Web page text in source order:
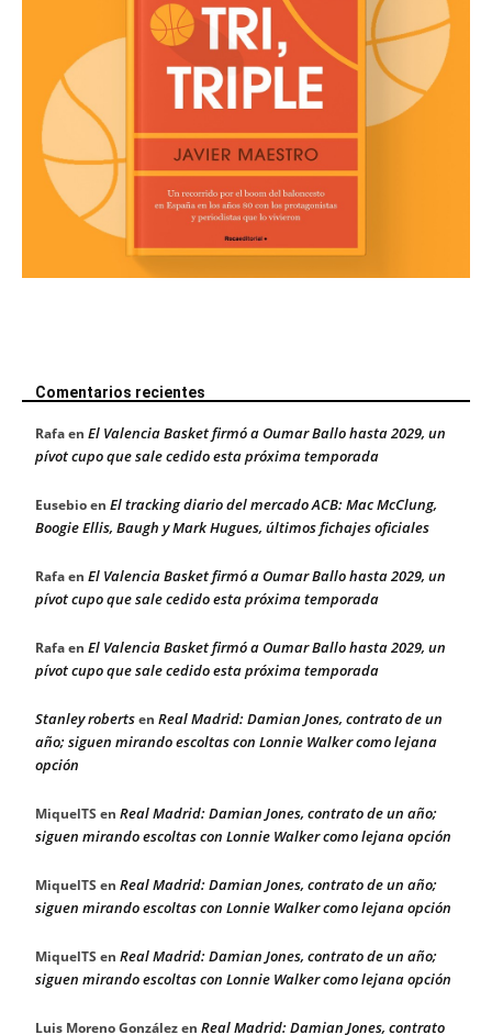
Comentarios recientes
Rafaen El Valencia Basket firmó a Oumar Ballo hasta 2029, un
pívot cupo que sale cedido esta próxima temporada
Eusebioen El tracking diario del mercado ACB: Mac McClung,
Boogie Ellis, Baugh y Mark Hugues, últimos fichajes oficiales
Rafaen El Valencia Basket firmó a Oumar Ballo hasta 2029, un
pívot cupo que sale cedido esta próxima temporada
Rafaen El Valencia Basket firmó a Oumar Ballo hasta 2029, un
pívot cupo que sale cedido esta próxima temporada
Stanley robertsen Real Madrid: Damian Jones, contrato de un
año; siguen mirando escoltas con Lonnie Walker como lejana
opción
MiquelTS en Real Madrid: Damian Jones, contrato de un año;
siguen mirando escoltas con Lonnie Walker como lejana opción
MiquelTS en Real Madrid: Damian Jones, contrato de un año;
siguen mirando escoltas con Lonnie Walker como lejana opción
MiquelTS en Real Madrid: Damian Jones, contrato de un año;
siguen mirando escoltas con Lonnie Walker como lejana opción
Luis Moreno Gonzálezen Real Madrid: Damian Jones, contrato